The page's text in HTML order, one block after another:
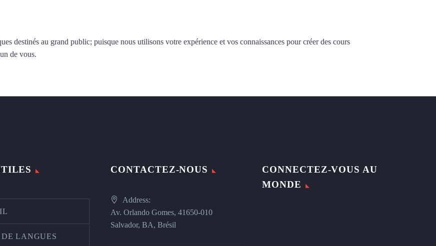
destinés au grand public; puisque nous utilisons votre expérience et vos connaissances pour créer des cours
de vous.
DE LANGUES
CONTACTEZ-NOUS
Address:
Av. Orlando Gomes, 41650-010
Salvador, BA, Brésil
CONNECTEZ-VOUS AU
MONDE